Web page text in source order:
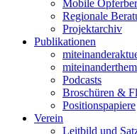
Mobile
Regionale
Projektarchiv
Publikationen
Podcasts
Broschüren &
Positionspapiere
Verein
Leitbild und